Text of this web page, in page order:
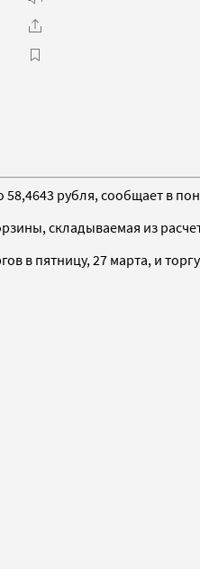
рубля, сообщает в
складываемая из
в пятницу, 27 марта, и